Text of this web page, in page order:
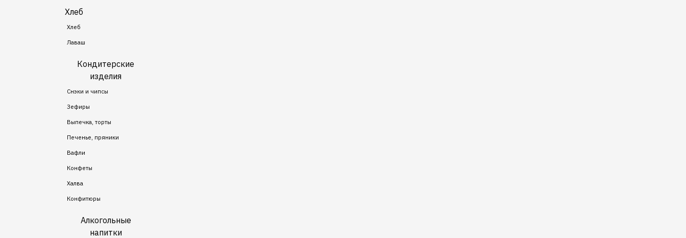
Хлеб
Хлеб
Лаваш
Кондитерские
изделия
Снэки и чипсы
Зефиры
Выпечка, торты
Печенье, пряники
Вафли
Конфеты
Халва
Конфитюры
Алкогольные
напитки